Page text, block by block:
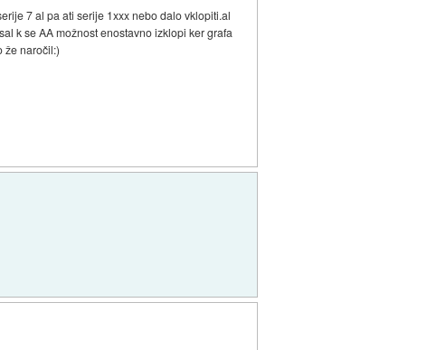
7 al pa ati serije 1xxx nebo dalo vklopiti.al
k se AA možnost enostavno izklopi ker grafa
že naročil:)